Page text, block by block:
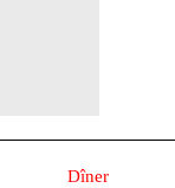
Dîner